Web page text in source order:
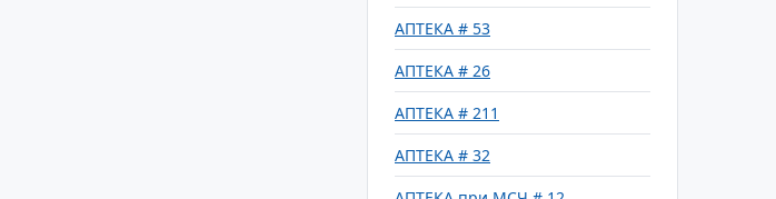
АПТЕКА # 53
АПТЕКА # 26
АПТЕКА # 211
АПТЕКА # 32